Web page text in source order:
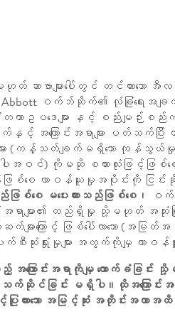
ဆာဗာများပေါ်တွင် တင်ထားသေ
ဝက်ဘ်ဆိုက်၏ လုံခြုံရေးအချက်
ေများ နှင့် စည်းမျဉ်းစည်းက
အကြောင်းအရာများ ပတ်သက်
ျား (ကန့်သတ်ချက်မရှိသော ကုန်သွယ်
ါအဝင်) ကိုမဆို စကားလုံးဖြင့်ဖ
န်ဖြစ်စေ တာဝန်ယူမှုအပိုင်းကို ငြ
ဖြစ်စေ မပေးထားသည်ဖြစ်စေ၊
ဝ
ာများ၏ တည်ရှိမှု သို့မဟုတ် အသုံး
းကြောင့် ဖြစ်ပေါ်လာသော (အမြ
စီးဆုံးရှုံးမှုများ အတွက်ကိုမျှ တာ
င်းအရာကိုမျှ ထောက်ခံခြင်း သို့မ
ခြင်း မရှိပါ။ထိုအကြောင်းအရာမျ
းသော အမြင့်ဆုံး အတိုင်းအတာ